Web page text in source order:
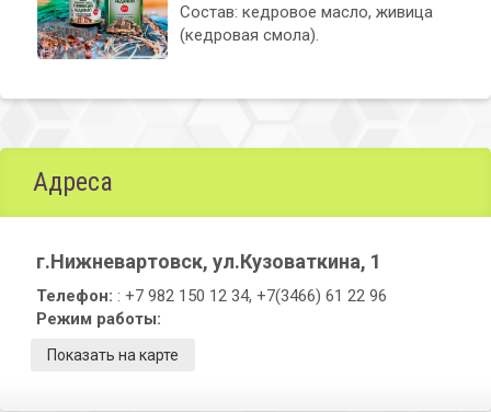
Состав: кедровое масло, живица
(кедровая смола).
Адреса
г.Нижневартовск, ул.Кузоваткина, 1
Телефон: : +7 982 150 12 34, +7(3466) 61 22 96
Режим работы:
Показать на карте